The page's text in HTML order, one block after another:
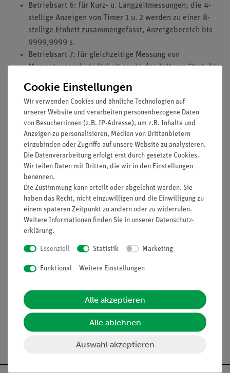
Betriebsart 6: für Kurz- u. Langzeitmessungen; die 4-
stellige Anzeigen von Timer 1 u. 2 werden zu einer 8-
stellige Einheit zusammengefasst, Anzeigebereich bis
9999,9999 s.
Betriebsart 7: für gleichzeitige Messung von
Momentangeschwindigkeit sowie der Zeit von Start- bis
Betriebsart 8: z. B. für mehrere Pendelschwingungen
oder Tropfenzählung; zur Erfassung der Anzahl an
Unterbrechungen einer Lichtschranke.
Ausstattung und technische Daten
Vier 4-stellige, 9-mm-LED-Displays
Freie Wahl der Flankentriggerung
TTL-Steuereingänge
4 x 5 V-Versorgungsspannungen f. Lichtschranken-
Anschluss
100 - 230 V / 50 - 60 Hz
Schlagfestes Kunststoffgehäuse mit Traggriff
Maße (mm): 194 x 140 x 130
Media / Downloads
Cookie Einstellungen
Wir verwenden Cookies und ähnliche Technologien auf
unserer Website und verarbeiten personenbezogene Daten
von Besucher:innen (z.B. IP-Adresse), um z.B. Inhalte und
Anzeigen zu personalisieren, Medien von Drittanbietern
einzubinden oder Zugriffe auf unsere Website zu analysieren.
Die Datenverarbeitung erfolgt erst durch gesetzte Cookies.
Wir teilen Daten mit Dritten, die wir in den Einstellungen
benennen.
Die Zustimmung kann erteilt oder abgelehnt werden. Sie
haben das Recht, nicht einzuwilligen und die Einwilligung zu
einem späteren Zeitpunkt zu ändern oder zu widerrufen.
Weitere Informationen finden Sie in unserer Daten­schutz­
erklärung.
Essenziell Statistik Marketing
Funktional Weitere Einstellungen
Alle akzeptieren
Alle ablehnen
Auswahl akzeptieren